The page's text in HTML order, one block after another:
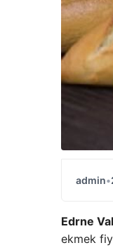
admin•
Edrne
ekmek